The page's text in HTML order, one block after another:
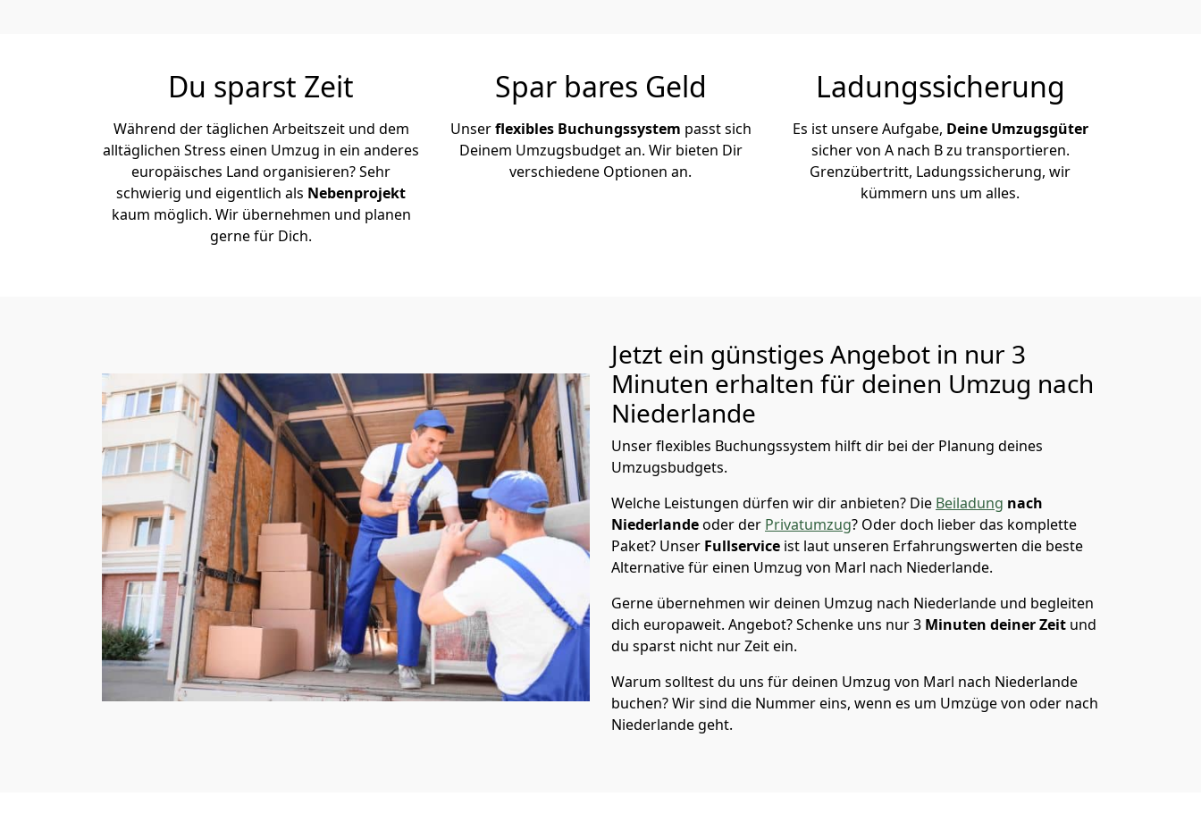
Du sparst Zeit
Während der täglichen Arbeitszeit und dem
alltäglichen Stress einen Umzug in ein anderes
europäisches Land organisieren? Sehr
schwierig und eigentlich als Nebenprojekt
kaum möglich. Wir übernehmen und planen
gerne für Dich.
Spar bares Geld
Unserflexibles Buchungssystem passt sich
Deinem Umzugsbudget an. Wir bieten Dir
verschiedene Optionen an.
Ladungssicherung
Es ist unsere Aufgabe, Deine Umzugsgüter
sicher von A nach B zu transportieren.
Grenzübertritt, Ladungssicherung, wir
kümmern uns um alles.
Jetzt ein günstiges Angebot in nur 3
Minuten erhalten für deinen Umzug nach
Niederlande
Unser flexibles Buchungssystem hilft dir bei der Planung deines
Umzugsbudgets.
Welche Leistungen dürfen wir dir anbieten? Die Beiladung nach
Niederlandeoder der Privatumzug? Oder doch lieber das komplette
Paket? Unser Fullservice ist laut unseren Erfahrungswerten die beste
Alternative für einen Umzug von Marl nach Niederlande.
Gerne übernehmen wir deinen Umzug nach Niederlande und begleiten
dich europaweit. Angebot? Schenke uns nur3 Minuten deiner Zeit und
du sparst nicht nur Zeit ein.
Warum solltest du uns für deinen Umzug von Marl nach Niederlande
buchen? Wir sind die Nummer eins, wenn es um Umzüge von oder nach
Niederlande geht.